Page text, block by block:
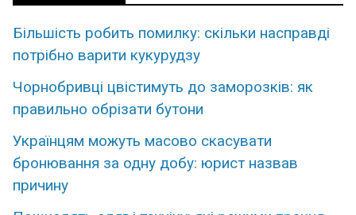
Більшість робить помилку: скільки насправді
потрібно варити кукурудзу
Чорнобривці цвістимуть до заморозків: як
правильно обрізати бутони
Українцям можуть масово скасувати
бронювання за одну добу: юрист назвав
причину